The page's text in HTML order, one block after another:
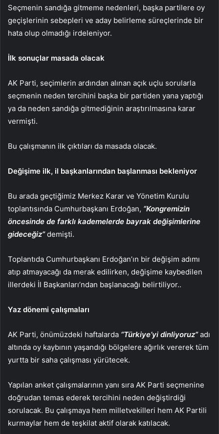
Seçmenin sandığa gitmeme nedenleri, başka partilere oy
geçişlerinin sebepleri ve aday belirleme süreçlerinde bir
hata olup olmadığı irdeleniyor.
İlk sonuçlar masada olacak
AK Parti, seçimlerin ardından alınan açık uçlu sorularla
seçmenin neden tercihini başka bir partiden yana yaptığı
ya da neden sandığa gitmediğinin araştırılmasına karar
vermişti.
Bu çalışmanın ilk çıktıları da masada olacak.
Değişime ilk, il başkanlarından başlanması bekleniyor
Bu arada geçtiğimiz Merkez Karar ve Yönetim Kurulu
toplantısında Cumhurbaşkanı Erdoğan, “Kongremizin
öncesinde de farklı kademelerde bayrak değişimlerine
gideceğiz”demişti.
Toplantıda Cumhurbaşkanı Erdoğan’ın bir değişim adımı
atıp atmayacağı da merak edilirken, değişime kaybedilen
illerdeki İl Başkanları’ndan başlanacağı belirtiliyor..
Yaz dönemi çalışmaları
AK Parti, önümüzdeki haftalarda “Türkiye’yi dinliyoruz”adı
altında oy kaybının yaşandığı bölgelere ağırlık vererek tüm
yurtta bir saha çalışması yürütecek.
Yapılan anket çalışmalarının yanı sıra AK Parti seçmenine
doğrudan temas ederek tercihini neden değiştirdiği
sorulacak. Bu çalışmaya hem milletvekilleri hem AK Partili
kurmaylar hem de teşkilat aktif olarak katılacak.